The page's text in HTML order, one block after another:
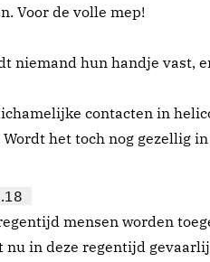
Voor de volle mep!
niemand hun handje vast,
contacten in
het toch nog gezellig
mensen worden
in deze regentijd